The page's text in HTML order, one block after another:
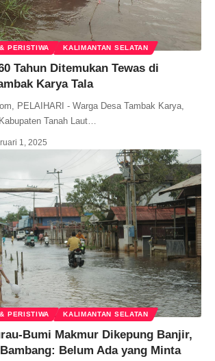
PERISTIWA KALIMANTAN SELATAN
Tahun Ditemukan Tewas di
Karya Tala
PELAIHARI - Warga Desa Tambak Karya,
Tanah Laut…
1, 2025
PERISTIWA KALIMANTAN SELATAN
Bumi Makmur Dikepung Banjir,
Belum Ada yang Minta